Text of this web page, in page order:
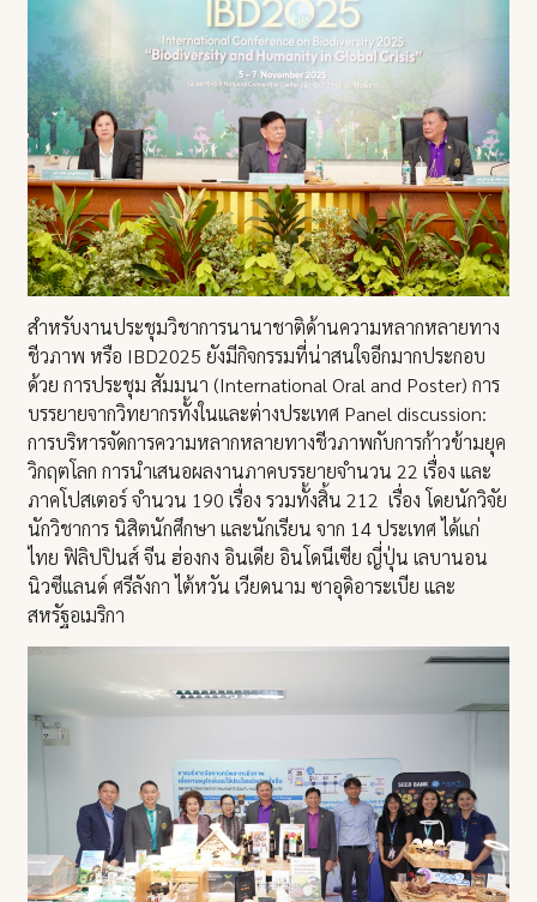
สำหรับงานประชุมวิชาการนานาชาติด้านความหลากหลายทาง
ชีวภาพ หรือ IBD2025 ยังมีกิจกรรมที่น่าสนใจอีกมากประกอบ
ด้วย การประชุม สัมมนา (International Oral and Poster) การ
บรรยายจากวิทยากรทั้งในและต่างประเทศ Panel discussion:
การบริหารจัดการความหลากหลายทางชีวภาพกับการก้าวข้ามยุค
วิกฤตโลก การนำเสนอผลงานภาคบรรยายจำนวน 22 เรื่อง และ
ภาคโปสเตอร์ จำนวน 190 เรื่อง รวมทั้งสิ้น 212 เรื่อง โดยนักวิจัย
นักวิชาการ นิสิตนักศึกษา และนักเรียน จาก 14 ประเทศ ได้แก่
ไทย ฟิลิปปินส์ จีน ฮ่องกง อินเดีย อินโดนีเซีย ญี่ปุ่น เลบานอน
นิวซีแลนด์ ศรีลังกา ไต้หวัน เวียดนาม ซาอุดิอาระเบีย และ
สหรัฐอเมริกา